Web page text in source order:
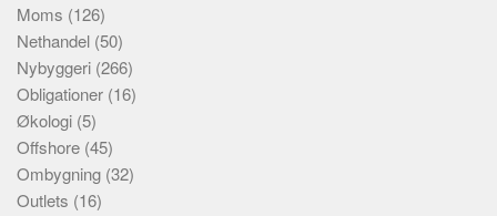
Moms (126)
Nethandel (50)
Nybyggeri (266)
Obligationer (16)
Økologi (5)
Offshore (45)
Ombygning (32)
Outlets (16)